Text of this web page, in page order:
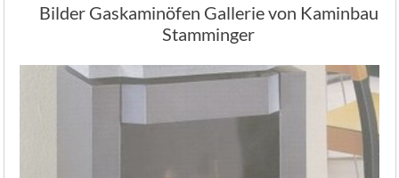
Bilder Gaskaminöfen Gallerie von Kaminbau
Stamminger